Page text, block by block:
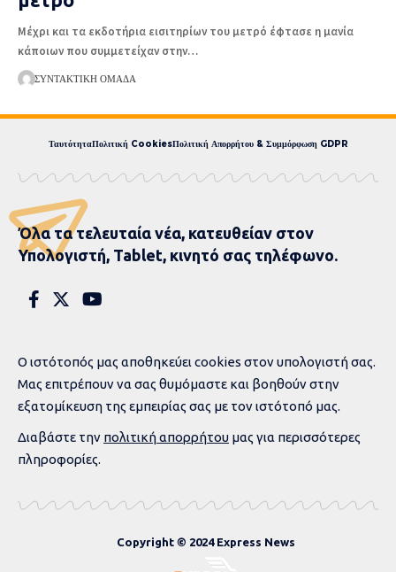
Μέχρι και τα εκδοτήρια εισιτηρίων του μετρό έφτασε η μανία
κάποιων που συμμετείχαν στην…
ΣΥΝΤΑΚΤΙΚΉ ΟΜΆΔΑ
ΤαυτότηταΠολιτική CookiesΠολιτική Απορρήτου & Συμμόρφωση GDPR
Όλα τα τελευταία νέα, κατευθείαν στον
Υπολογιστή, Tablet, κινητό σας τηλέφωνο.
Ο ιστότοπός μας αποθηκεύει cookies στον υπολογιστή σας.
Μας επιτρέπουν να σας θυμόμαστε και βοηθούν στην
εξατομίκευση της εμπειρίας σας με τον ιστότοπό μας.
Διαβάστε την πολιτική απορρήτου μας για περισσότερες
πληροφορίες.
Copyright © 2024 Express News